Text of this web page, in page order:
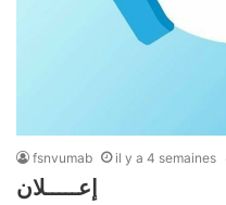
fsnvumab il y a 4 semaines
إعـــــلان